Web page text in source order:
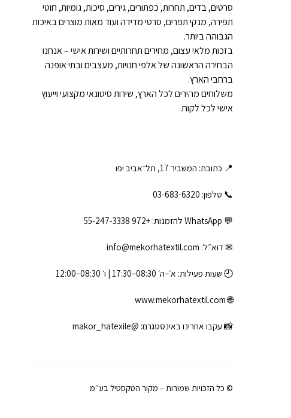
סרטים, בדים, תחרות, כפתורים, גירים, סיכות, גומיות, חוטי
תפירה, מנקי תפרים, סרטי מדידה ועוד מאות מוצרים באיכות
הגבוהה ביותר.
בזכות מלאי עצום, מחירים תחרותיים ושירות אישי – אנחנו
הבחירה הראשונה של אלפי חנויות, מעצבים ובתי אופנה
ברחבי הארץ.
משלוחים מהירים לכל הארץ, שירות סיטונאי מקצועי וייעוץ
אישי לכל לקוח.
📍 כתובת: המשביר 17, תל־אביב יפו
📞 טלפון: ‎03-683-6320
💬 WhatsApp להזמנות: +972 55-247-3338
✉ דוא״ל: info@mekorhatextil.com
🕘 שעות פעילות: א׳–ה׳ 08:30–17:30 | ו׳ 08:30–12:00
🌐
www.mekorhatextil.com
📸 עקבו אחרינו באינסטגרם: @makor_hatexile
© כל הזכויות שמורות – מקור הטקסטיל בע״מ